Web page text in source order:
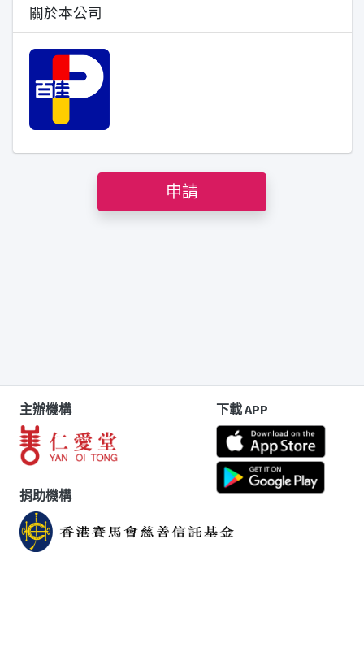
關於本公司
申請
主辦機構
捐助機構
下載 APP